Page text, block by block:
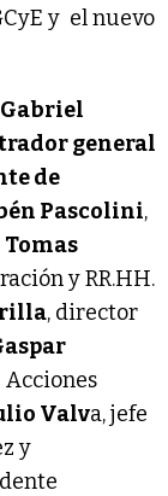
y el nuevo
Gabriel
general
de
Pascolini,
Tomas
y RR.HH.
, director
Valva, jefe
y